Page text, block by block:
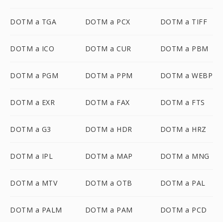
DOTM a TGA DOTM a PCX DOTM a TIFF
DOTM a ICO DOTM a CUR DOTM a PBM
DOTM a PGM DOTM a PPM DOTM a WEBP
DOTM a EXR DOTM a FAX DOTM a FTS
DOTM a G3 DOTM a HDR DOTM a HRZ
DOTM a IPL DOTM a MAP DOTM a MNG
DOTM a MTV DOTM a OTB DOTM a PAL
DOTM a PALM DOTM a PAM DOTM a PCD